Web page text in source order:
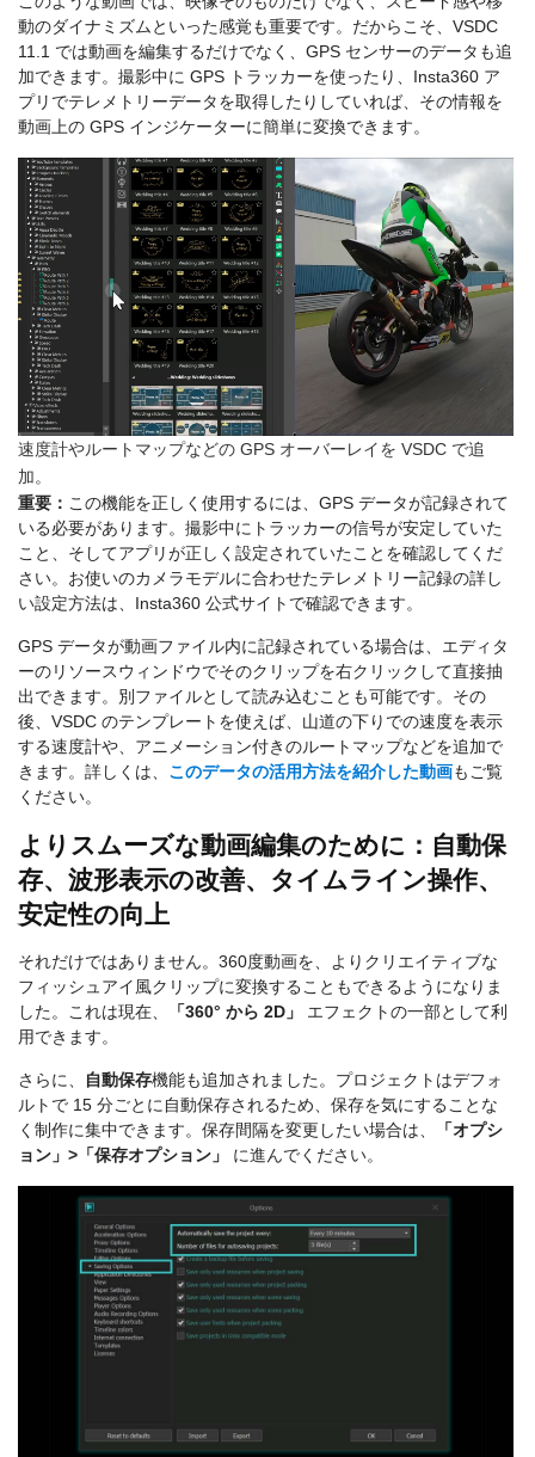
動のダイナミズムといった感覚も重要です。だからこそ、VSDC
11.1 では動画を編集するだけでなく、GPS センサーのデータも追
加できます。撮影中に GPS トラッカーを使ったり、Insta360 ア
プリでテレメトリーデータを取得したりしていれば、その情報を
動画上の GPS インジケーターに簡単に変換できます。
速度計やルートマップなどの GPS オーバーレイを VSDC で追
加。
重要： この機能を正しく使用するには、GPS データが記録されて
いる必要があります。撮影中にトラッカーの信号が安定していた
こと、そしてアプリが正しく設定されていたことを確認してくだ
さい。お使いのカメラモデルに合わせたテレメトリー記録の詳し
い設定方法は、Insta360 公式サイトで確認できます。
GPS データが動画ファイル内に記録されている場合は、エディタ
ーのリソースウィンドウでそのクリップを右クリックして直接抽
出できます。別ファイルとして読み込むことも可能です。その
後、VSDC のテンプレートを使えば、山道の下りでの速度を表示
する速度計や、アニメーション付きのルートマップなどを追加で
きます。詳しくは、 このデータの活用方法を紹介した動画もご覧
ください。
よりスムーズな動画編集のために：自動保
存、波形表示の改善、タイムライン操作、
安定性の向上
それだけではありません。360度動画を、よりクリエイティブな
フィッシュアイ風クリップに変換することもできるようになりま
した。これは現在、
「360° から 2D」
エフェクトの一部として利
用できます。
さらに、 自動保存機能も追加されました。プロジェクトはデフォ
ルトで 15 分ごとに自動保存されるため、保存を気にすることな
く制作に集中できます。保存間隔を変更したい場合は、
「オプシ
ョン」>「保存オプション」
に進んでください。